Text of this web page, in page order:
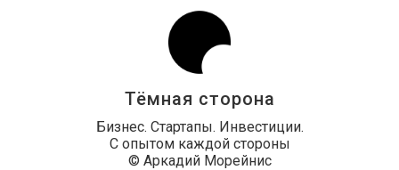
Тёмная сторона
Бизнес. Стартапы. Инвестиции.
С опытом каждой стороны
© Аркадий Морейнис